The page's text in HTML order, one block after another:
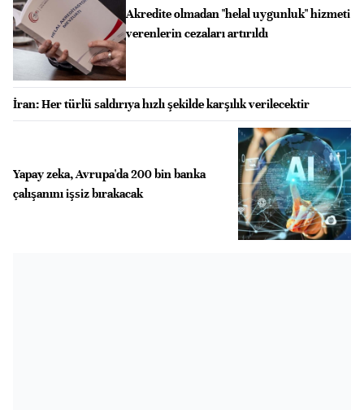
Akredite olmadan "helal uygunluk" hizmeti
verenlerin cezaları artırıldı
İran: Her türlü saldırıya hızlı şekilde karşılık verilecektir
Yapay zeka, Avrupa'da 200 bin banka
çalışanını işsiz bırakacak